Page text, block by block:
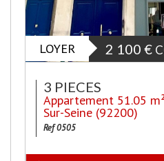
LOYER 2 100 €
3 PIECES
Appartement 51.05
Sur-Seine (92200)
Ref 0505